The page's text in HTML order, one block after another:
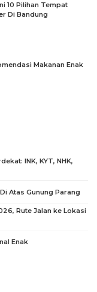
10 Pilihan Tempat
Di Bandung
Makanan Enak
INK, KYT, NHK,
Atas Gunung Parang
Rute Jalan ke Lokasi
Enak